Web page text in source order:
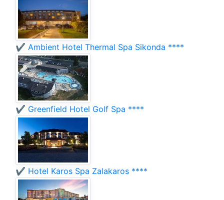
✔️ Ambient Hotel Thermal Spa Sikonda ****
✔️ Greenfield Hotel Golf Spa ****
✔️ Hotel Karos Spa Zalakaros ****